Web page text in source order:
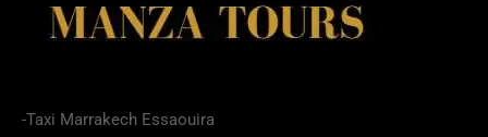
-Taxi Marrakech Essaouira